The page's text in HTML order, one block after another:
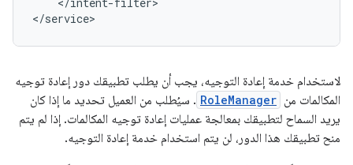
لاستخدام خدمة إعادة التوجيه، يجب أن يطلب تطبيقك دور إعادة توجيه
المكالمات من RoleManager . سيُطلب من العميل تحديد ما إذا كان
يريد السماح لتطبيقك بمعالجة عمليات إعادة توجيه المكالمات. إذا لم يتم
منح تطبيقك هذا الدور، لن يتم استخدام خدمة إعادة التوجيه.